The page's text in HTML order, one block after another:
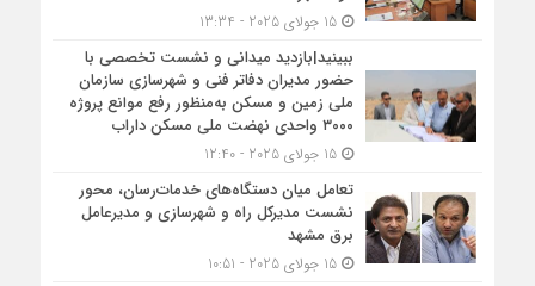
15 جولای 2025 - 13:34
ببینید|بازدید میدانی و نشست تخصصی با
حضور مدیران دفاتر فنی و شهرسازی سازمان
ملی زمین و مسکن به‌منظور رفع موانع پروژه
۳۰۰۰ واحدی نهضت ملی مسکن داراب
15 جولای 2025 - 12:40
تعامل میان دستگاه‌های خدمات‌رسان، محور
نشست مدیرکل راه و شهرسازی و مدیرعامل
برق مشهد
15 جولای 2025 - 10:51